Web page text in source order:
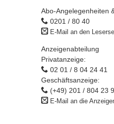
Abo-Angelegenheiten
0201 / 80 40
E-Mail an den
Anzeigenabteilung
Privatanzeige:
02 01 / 8 04 24 41
Geschäftsanzeige:
(+49) 201 / 804 23
E-Mail an die